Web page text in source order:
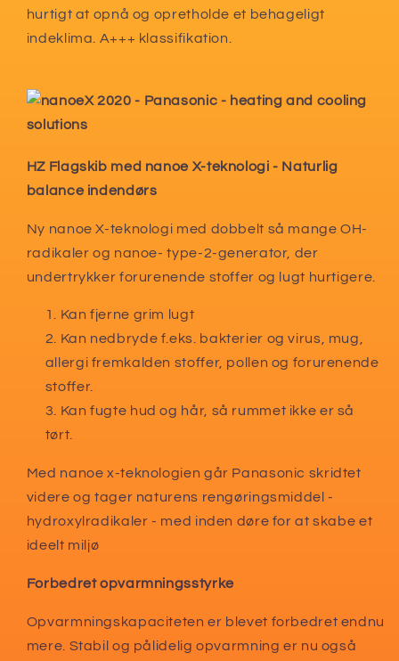
hurtigt at opnå og opretholde et behageligt
indeklima. A+++ klassifikation.
HZ Flagskib med nanoe X-teknologi - Naturlig
balance indendørs
Ny nanoe X-teknologi med dobbelt så mange OH-
radikaler og nanoe- type-2-generator, der
undertrykker forurenende stoffer og lugt hurtigere.
Kan fjerne grim lugt
Kan nedbryde f.eks. bakterier og virus, mug,
allergi fremkalden stoffer, pollen og forurenende
stoffer.
Kan fugte hud og hår, så rummet ikke er så
tørt.
Med nanoe x-teknologien går Panasonic skridtet
videre og tager naturens rengøringsmiddel -
hydroxylradikaler - med inden døre for at skabe et
ideelt miljø
Forbedret opvarmningsstyrke
Opvarmningskapaciteten er blevet forbedret endnu
mere. Stabil og pålidelig opvarmning er nu også